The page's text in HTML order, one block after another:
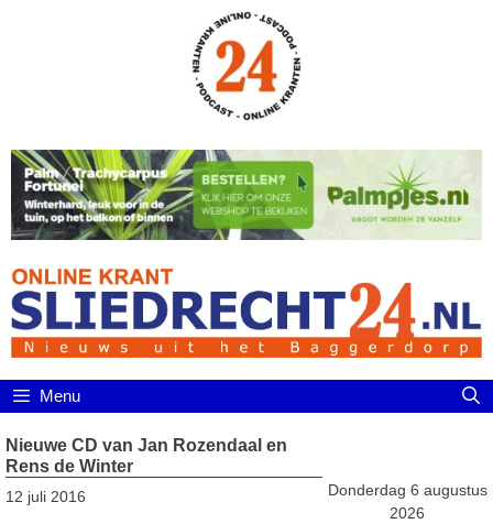
Menu
Nieuwe CD van Jan Rozendaal en
Rens de Winter
12 juli 2016
Donderdag 6 augustus
2026